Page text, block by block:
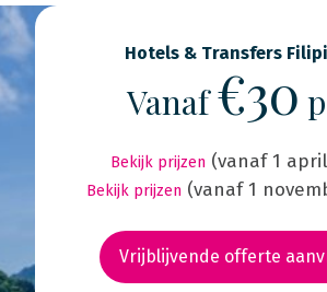
Hotels & Transfers
Vanaf€30
Bekijk prijzen (vanaf 1
Bekijk prijzen (vanaf 1
Vrijblijvende offerte